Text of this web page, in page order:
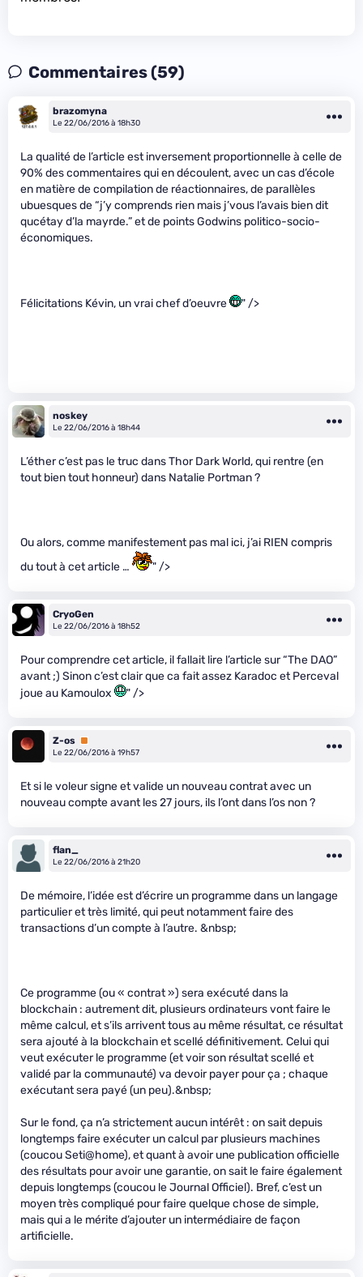
Commentaires (59)
brazomyna
Le 22/06/2016 à 18h30
La qualité de l’article est inversement proportionnelle à celle de
90% des commentaires qui en découlent, avec un cas d’école
en matière de compilation de réactionnaires, de parallèles
ubuesques de “j’y comprends rien mais j’vous l’avais bien dit
qucétay d’la mayrde.” et de points Godwins politico-socio-
économiques.
Félicitations Kévin, un vrai chef d’oeuvre " />
noskey
Le 22/06/2016 à 18h44
L’éther c’est pas le truc dans Thor Dark World, qui rentre (en
tout bien tout honneur) dans Natalie Portman ?
Ou alors, comme manifestement pas mal ici, j’ai RIEN compris
du tout à cet article …
" />
CryoGen
Le 22/06/2016 à 18h52
Pour comprendre cet article, il fallait lire l’article sur “The DAO”
avant ;) Sinon c’est clair que ca fait assez Karadoc et Perceval
joue au Kamoulox
" />
Z-os Premium
Le 22/06/2016 à 19h57
Et si le voleur signe et valide un nouveau contrat avec un
nouveau compte avant les 27 jours, ils l’ont dans l’os non ?
flan_
Le 22/06/2016 à 21h20
De mémoire, l’idée est d’écrire un programme dans un langage
particulier et très limité, qui peut notamment faire des
transactions d’un compte à l’autre. &nbsp;
Ce programme (ou « contrat ») sera exécuté dans la
blockchain : autrement dit, plusieurs ordinateurs vont faire le
même calcul, et s’ils arrivent tous au même résultat, ce résultat
sera ajouté à la blockchain et scellé définitivement. Celui qui
veut exécuter le programme (et voir son résultat scellé et
validé par la communauté) va devoir payer pour ça ; chaque
exécutant sera payé (un peu).&nbsp;
Sur le fond, ça n’a strictement aucun intérêt : on sait depuis
longtemps faire exécuter un calcul par plusieurs machines
(coucou Seti@home), et quant à avoir une publication officielle
des résultats pour avoir une garantie, on sait le faire également
depuis longtemps (coucou le Journal Officiel). Bref, c’est un
moyen très compliqué pour faire quelque chose de simple,
mais qui a le mérite d’ajouter un intermédiaire de façon
artificielle.